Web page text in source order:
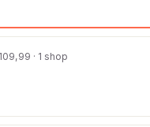
· 1 shop